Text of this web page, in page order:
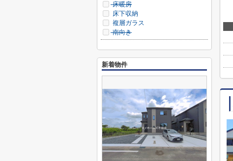
床暖房
床下収納
複層ガラス
南向き
新着物件